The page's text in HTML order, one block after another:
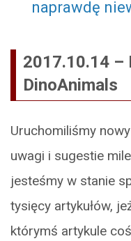
naprawdę
2017.10.14 –
DinoAnimals
Uruchomiliśmy
uwagi i sugestie
jesteśmy w stanie
tysięcy artykułów,
którymś artykule